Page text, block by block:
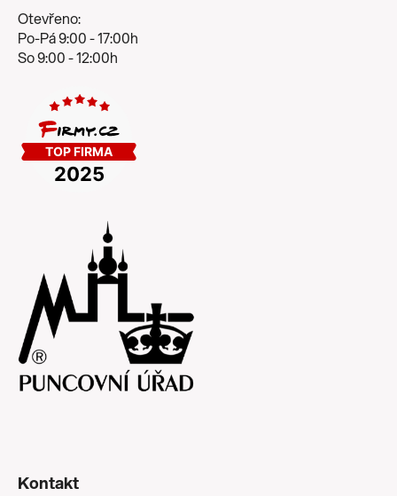
Otevřeno:
Po-Pá 9:00 - 17:00h
So 9:00 - 12:00h
Kontakt